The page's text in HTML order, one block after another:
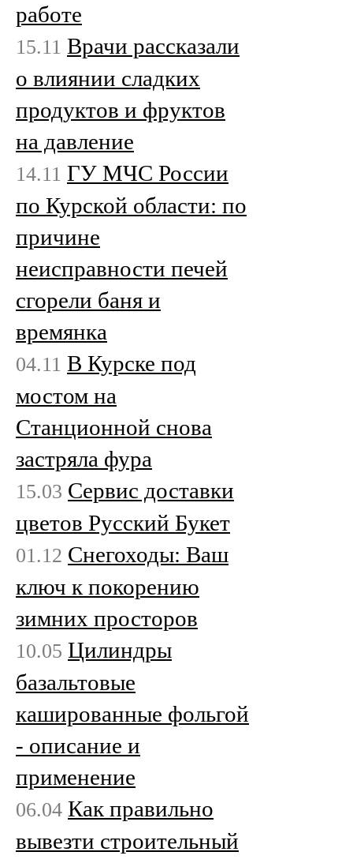
работе
15.11 Врачи рассказали
о влиянии сладких
продуктов и фруктов
на давление
14.11 ГУ МЧС России
по Курской области: по
причине
неисправности печей
сгорели баня и
времянка
04.11 В Курске под
мостом на
Станционной снова
застряла фура
15.03 Сервис доставки
цветов Русский Букет
01.12 Снегоходы: Ваш
ключ к покорению
зимних просторов
10.05 Цилиндры
базальтовые
кашированные фольгой
- описание и
применение
06.04 Как правильно
вывезти строительный